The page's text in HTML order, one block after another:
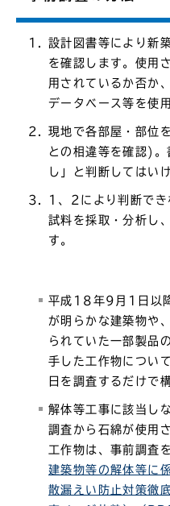
設計図書等により新
を確認します。使用
用されているか否か
データベース等を使
現地で各部屋・部位
との相違等を確認)
し」と判断してはい
1、2により判断でき
試料を採取・分析し
す。
平成18年9月1日以
が明らかな建築物や
られていた一部製品
手した工作物につい
日を調査するだけで
解体等工事に該当し
調査から石綿が使用
工作物は、事前調査
建築物等の解体等に
散漏えい防止対策徹